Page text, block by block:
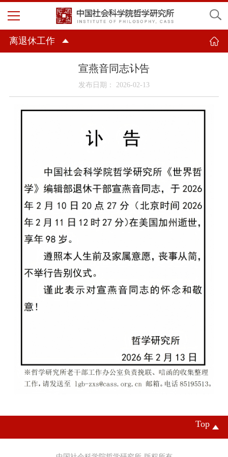
离退休工作
宣燕音同志讣告
发布日期： 2026-02-13
Top